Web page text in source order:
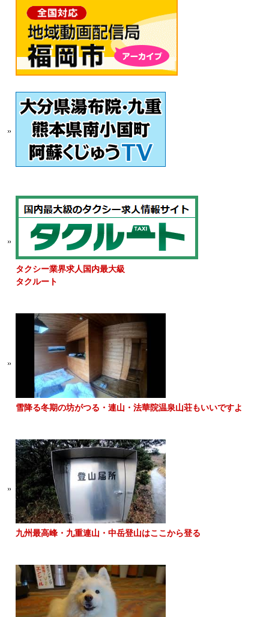
タクシー業界求人国内最大級
タクルート
雪降る冬期の坊がつる・連山・法華院温泉山荘もいいですよ
九州最高峰・九重連山・中岳登山はここから登る